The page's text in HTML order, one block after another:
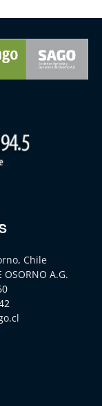
Chile
OSORNO A.G.